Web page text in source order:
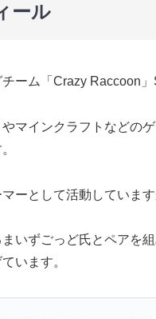
ール
ーム「Crazy Raccoon
マインクラフトなどの
ーとして活動していま
いずごっど氏とペアを
います。